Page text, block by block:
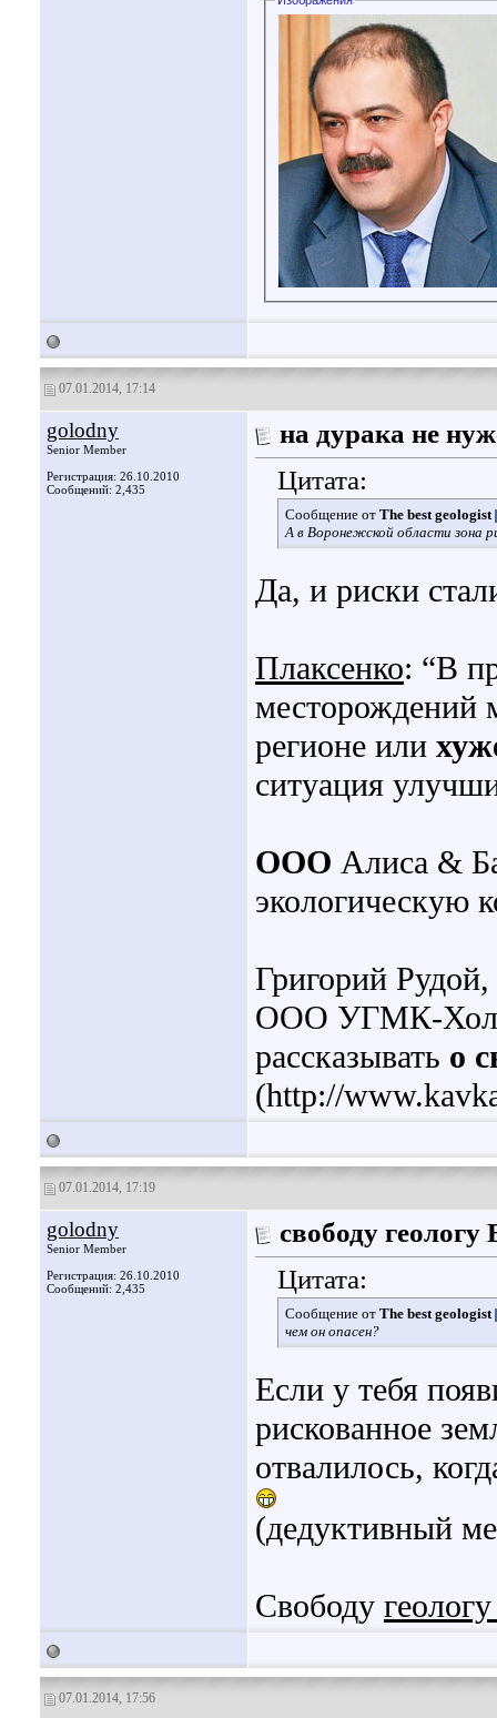
07.01.2014, 17:14
golodny
Senior Member
Регистрация: 26.10.2010
Сообщений: 2,435
на дурака не
Цитата:
Сообщение от The best geologist
А в Воронежской области зона
Да, и риски
Плаксенко: “В
месторождений
регионе или
ситуация
ООО Алиса &
экологическую
Григорий
ООО УГМК-
рассказывать о
(http://
07.01.2014, 17:19
golodny
Senior Member
Регистрация: 26.10.2010
Сообщений: 2,435
свободу
Цитата:
Сообщение от The best geologist
чем он опасен?
Если у тебя
рискованное
отвалилось,
(дедуктивный
Свободу
07.01.2014, 17:56